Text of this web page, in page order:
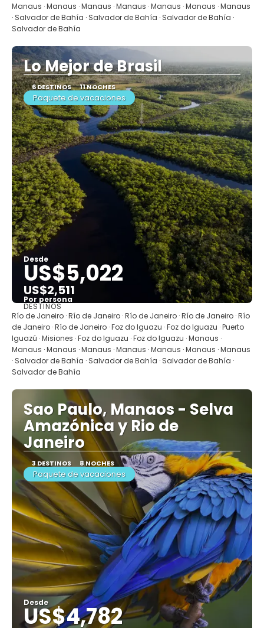
Manaus · Manaus · Manaus · Manaus · Manaus · Manaus · Manaus
· Salvador de Bahía · Salvador de Bahía · Salvador de Bahía ·
Salvador de Bahía
Lo Mejor de Brasil
6 DESTINOS 11 NOCHES
Paquete de vacaciones
Desde
US$5,022
US$2,511
Por persona
Ver
DESTINOS
Río de Janeiro · Río de Janeiro · Río de Janeiro · Río de Janeiro · Río
de Janeiro · Río de Janeiro · Foz do Iguazu · Foz do Iguazu · Puerto
Iguazú · Misiones · Foz do Iguazu · Foz do Iguazu · Manaus ·
Manaus · Manaus · Manaus · Manaus · Manaus · Manaus · Manaus
· Salvador de Bahía · Salvador de Bahía · Salvador de Bahía ·
Salvador de Bahía
Sao Paulo, Manaos - Selva
Amazónica y Rio de
Janeiro
3 DESTINOS 8 NOCHES
Paquete de vacaciones
Desde
US$4,782